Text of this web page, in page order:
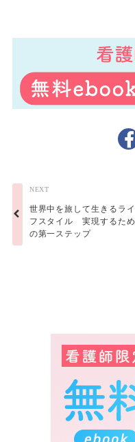
NEXT
世界中を旅して生きるライ
フスタイル 実現するため
の第一ステップ